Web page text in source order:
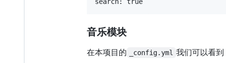
音乐模块
在本项目的 _config.yml 我们可以看到